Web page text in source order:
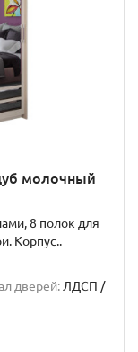
молочный
8 полок для
Корпус..
дверей:ЛДСП /